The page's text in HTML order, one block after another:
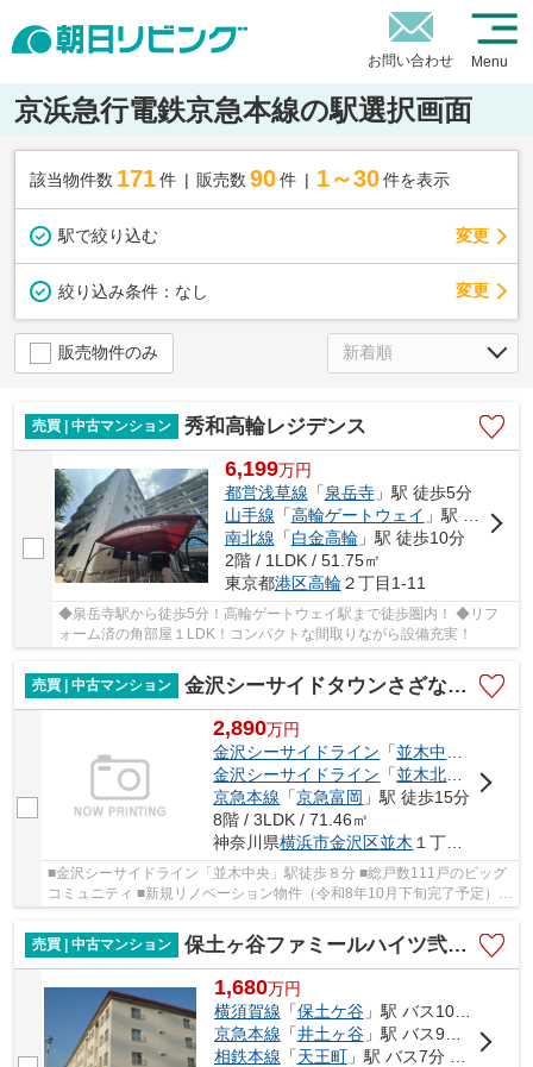
お問い合わせ Menu
京浜急行電鉄京急本線の駅選択画面
該当物件数 171件 販売数 90 件 1～30 件を表示
駅で絞り込む 変更
絞り込み条件： なし 変更
販売物件のみ
売買 | 中古マンション 秀和高輪レジデンス
6,199万円
都営浅草線 「泉岳寺」駅 徒歩5分
山手線 「高輪ゲートウェイ 」駅 徒歩9分
南北線 「白金高輪 」駅 徒歩10分
2階 / 1LDK / 51.75㎡
東京都港区高輪 ２丁目1-11
◆泉岳寺駅から徒歩5分！高輪ゲートウェイ駅まで徒歩圏内！ ◆リフ
ォーム済の角部屋１LDK！コンパクトな間取りながら設備充実！
売買 | 中古マンション 金沢シーサイドタウンさざなみ団地第1住宅12号棟
2,890万円
金沢シーサイドライン 「並木中央
金沢シーサイドライン 「並木北 」駅 徒歩
京急本線 「京急富岡 」駅 徒歩15分
8階 / 3LDK / 71.46㎡
神奈川県横浜市金沢区並木 １丁目17-12
■金沢シーサイドライン「並木中央」駅徒歩８分 ■総戸数111戸のビッグ
コミュニティ ■新規リノベーション物件（令和8年10月下旬完了予定） ■
南向き・3LDK・ウォークインクローゼット付き
売買 | 中古マンション
保土ヶ谷ファミールハイツ弐号棟
1,680万円
横須賀線 「保土ケ谷」駅 バス10分 「瀬戸ヶ谷小学校」 停歩1分
京急本線 「井土ヶ谷」駅 バス9分 「永田町住宅前」 停歩7分
相鉄本線 「天王町」駅 バス7分 「保土ケ谷町２丁目」 停歩10分